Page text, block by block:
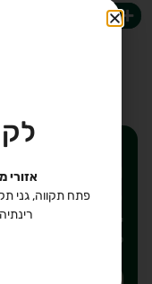
+
רוצים
לאימייל
יאללה, חבל לפספס.
לרשימת תפוצה שלנו,
אזורי
פתח תקווה, גני